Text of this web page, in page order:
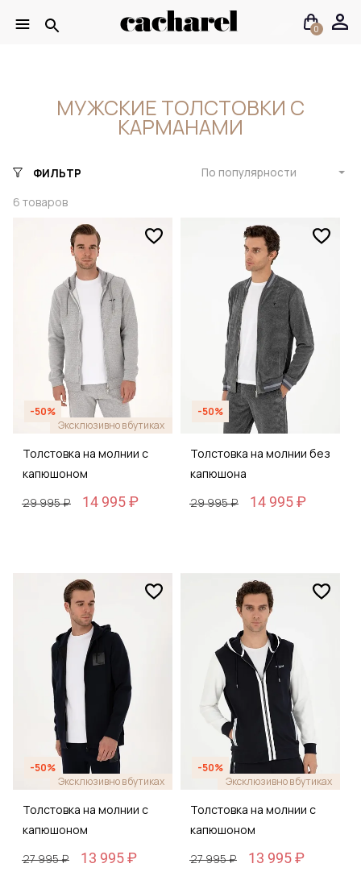
0
МУЖСКИЕ ТОЛСТОВКИ С
КАРМАНАМИ
ФИЛЬТР
6 товаров
По популярности
-50%
Эксклюзивно в бутиках
Толстовка на молнии с
капюшоном
29 995 ₽
14 995 ₽
-50%
Толстовка на молнии без
капюшона
29 995 ₽
14 995 ₽
-50%
Эксклюзивно в бутиках
Толстовка на молнии с
капюшоном
27 995 ₽
13 995 ₽
-50%
Эксклюзивно в бутиках
Толстовка на молнии с
капюшоном
27 995 ₽
13 995 ₽